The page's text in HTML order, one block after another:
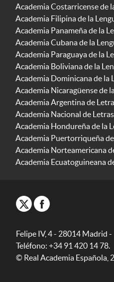
Academia Costarricense de
Academia Filipina de la
Academia Panameña de la
Academia Cubana de la
Academia Paraguaya de la
Academia Boliviana de la
Academia Dominicana de la
Academia Nicaragüense de
Academia Argentina de
Academia Nacional de
Academia Hondureña de la
Academia Puertorriqueña
Academia Norteamericana
Academia Ecuatoguineana
Felipe IV, 4 - 28014 Madrid -
Teléfono: +34 91 420 14 78.
© Real Academia Española,